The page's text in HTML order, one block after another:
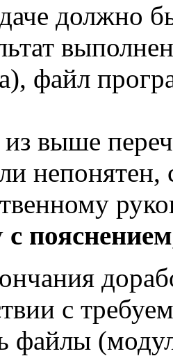
должно
файл
выше
непонятен,
с
с
файлы